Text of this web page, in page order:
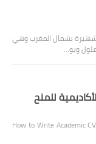
بشمال المغرب وهي
وبو…
للمنح
كيفية كتابة السيرة الذاتية الأكاديمية للمنح الدراسية How to Write Academic CV